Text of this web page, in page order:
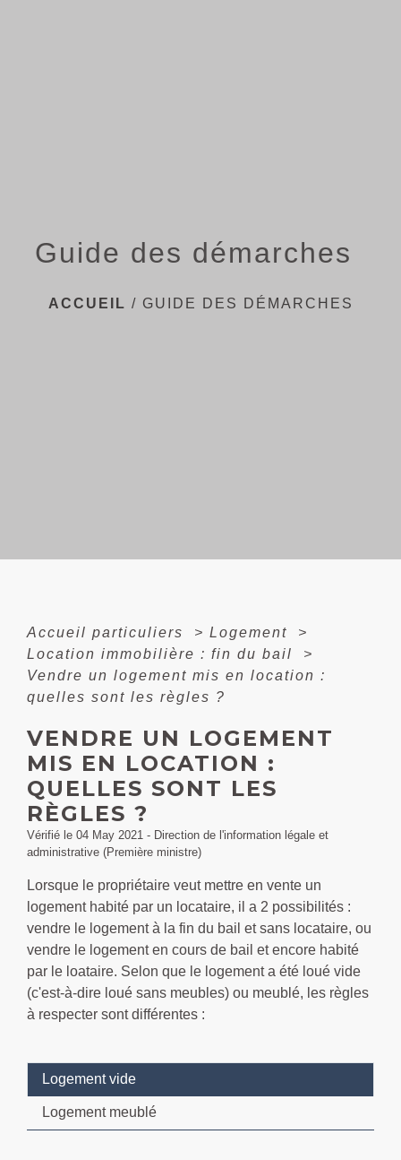
Guide des démarches
ACCUEIL / GUIDE DES DÉMARCHES
Accueil particuliers > Logement
>
Location immobilière : fin du bail
>
Vendre un logement mis en location :
quelles sont les règles ?
VENDRE UN LOGEMENT
MIS EN LOCATION :
QUELLES SONT LES
RÈGLES ?
Vérifié le 04 May 2021 - Direction de l'information légale et
administrative (Première ministre)
Lorsque le propriétaire veut mettre en vente un
logement habité par un locataire, il a 2 possibilités :
vendre le logement à la fin du bail et sans locataire, ou
vendre le logement en cours de bail et encore habité
par le loataire. Selon que le logement a été loué vide
(c'est-à-dire loué sans meubles) ou meublé, les règles
à respecter sont différentes :
Logement vide
Logement meublé